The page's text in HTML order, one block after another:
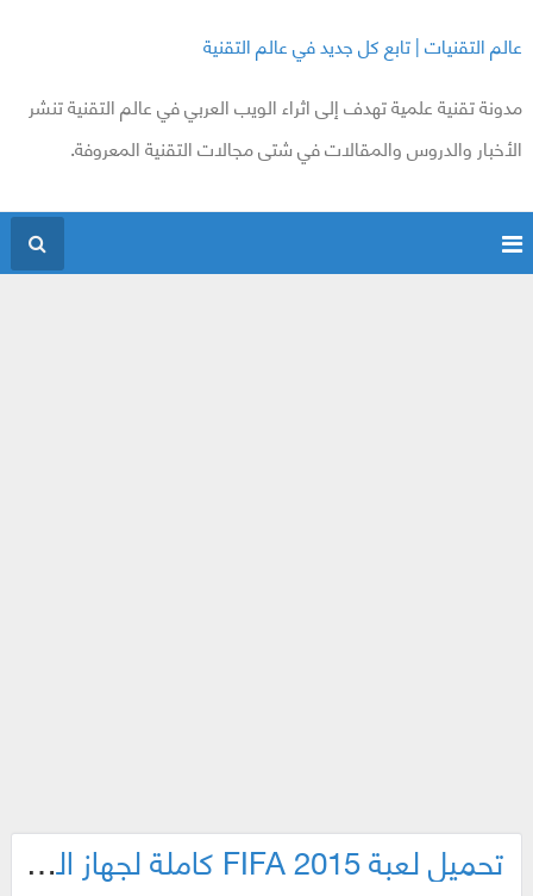
عالم التقنيات | تابع كل جديد في عالم التقنية
مدونة تقنية علمية تهدف إلى اثراء الويب العربي في عالم التقنية تنشر
الأخبار والدروس والمقالات في شتى مجالات التقنية المعروفة.
تحميل لعبة FIFA 2015 كاملة لجهاز الكمبيوتر برابط مباشر مضغوطة أو برابط تورنت